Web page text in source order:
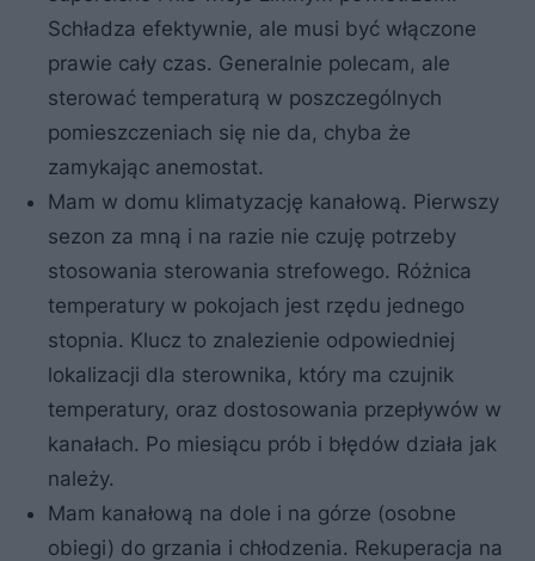
Schładza efektywnie, ale musi być włączone
prawie cały czas. Generalnie polecam, ale
sterować temperaturą w poszczególnych
pomieszczeniach się nie da, chyba że
zamykając anemostat.
Mam w domu klimatyzację kanałową. Pierwszy
sezon za mną i na razie nie czuję potrzeby
stosowania sterowania strefowego. Różnica
temperatury w pokojach jest rzędu jednego
stopnia. Klucz to znalezienie odpowiedniej
lokalizacji dla sterownika, który ma czujnik
temperatury, oraz dostosowania przepływów w
kanałach. Po miesiącu prób i błędów działa jak
należy.
Mam kanałową na dole i na górze (osobne
obiegi) do grzania i chłodzenia. Rekuperacja na